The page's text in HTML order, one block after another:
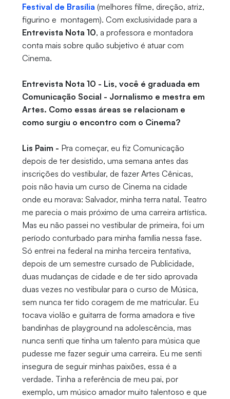
Festival de Brasília (melhores filme, direção, atriz,
figurino e montagem). Com exclusividade para a
Entrevista Nota 10, a professora e montadora
conta mais sobre quão subjetivo é atuar com
Cinema.
Entrevista Nota 10 - Lis, você é graduada em
Comunicação Social - Jornalismo e mestra em
Artes. Como essas áreas se relacionam e
como surgiu o encontro com o Cinema?
Lis Paim - Pra começar, eu fiz Comunicação
depois de ter desistido, uma semana antes das
inscrições do vestibular, de fazer Artes Cênicas,
pois não havia um curso de Cinema na cidade
onde eu morava: Salvador, minha terra natal. Teatro
me parecia o mais próximo de uma carreira artística.
Mas eu não passei no vestibular de primeira, foi um
período conturbado para minha família nessa fase.
Só entrei na federal na minha terceira tentativa,
depois de um semestre cursado de Publicidade,
duas mudanças de cidade e de ter sido aprovada
duas vezes no vestibular para o curso de Música,
sem nunca ter tido coragem de me matricular. Eu
tocava violão e guitarra de forma amadora e tive
bandinhas de playground na adolescência, mas
nunca senti que tinha um talento para música que
pudesse me fazer seguir uma carreira. Eu me senti
insegura de seguir minhas paixões, essa é a
verdade. Tinha a referência de meu pai, por
exemplo, um músico amador muito talentoso e que